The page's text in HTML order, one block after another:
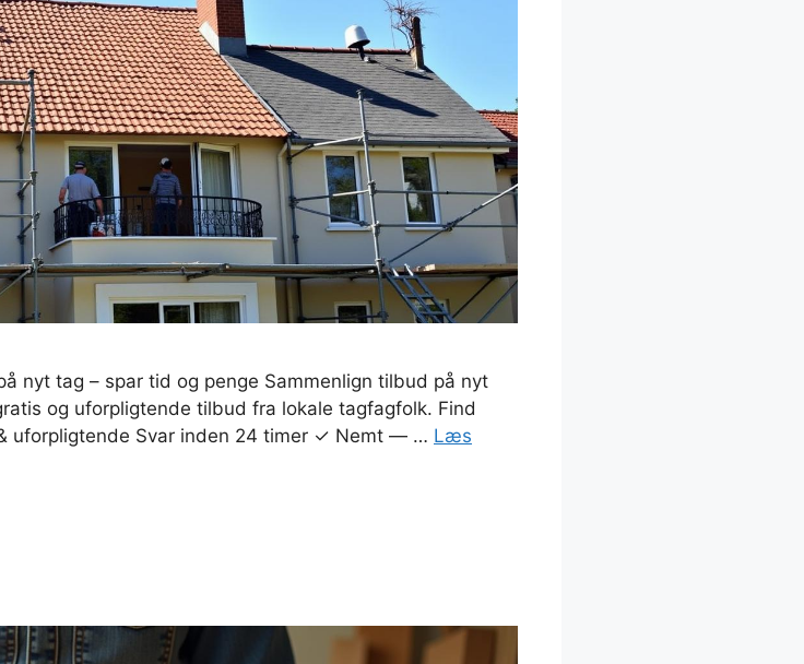
nyt tag – spar tid og penge Sammenlign tilbud på nyt
og uforpligtende tilbud fra lokale tagfagfolk. Find
uforpligtende Svar inden 24 timer ✓ Nemt — … Læs